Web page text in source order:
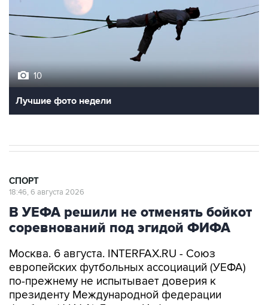
10
Лучшие фото недели
СПОРТ
18:46, 6 августа 2026
В УЕФА решили не отменять бойкот
соревнований под эгидой ФИФА
Москва. 6 августа. INTERFAX.RU - Союз
европейских футбольных ассоциаций (УЕФА)
по-прежнему не испытывает доверия к
президенту Международной федерации